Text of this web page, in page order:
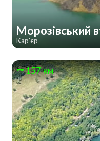
Морозівський
Кар'єр
157 км